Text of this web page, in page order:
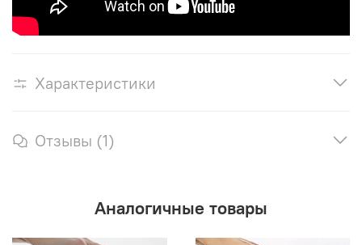
Характеристики
Отзывы (1)
Аналогичные товары